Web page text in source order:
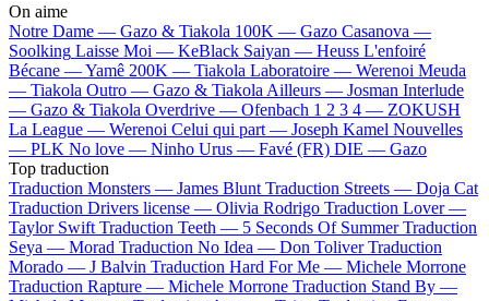
On aime
Notre Dame — Gazo & Tiakola 100K — Gazo Casanova —
Soolking Laisse Moi — KeBlack Saiyan — Heuss L'enfoiré
Bécane —Yamê 200K — Tiakola Laboratoire — Werenoi Meuda
— Tiakola Outro — Gazo & Tiakola Ailleurs — Josman Interlude
— Gazo & Tiakola Overdrive — Ofenbach 1 2 3 4 — ZOKUSH
La League — Werenoi Celui qui part — Joseph Kamel Nouvelles
— PLK No love — Ninho Urus — Favé (FR) DIE — Gazo
Top traduction
Traduction Monsters — James Blunt Traduction Streets — Doja Cat
Traduction Drivers license — Olivia Rodrigo Traduction Lover —
Taylor Swift Traduction Teeth — 5 Seconds Of Summer Traduction
Seya — Morad Traduction No Idea — Don Toliver Traduction
Morado — J Balvin Traduction Hard For Me — Michele Morrone
Traduction Rapture — Michele Morrone Traduction Stand By —